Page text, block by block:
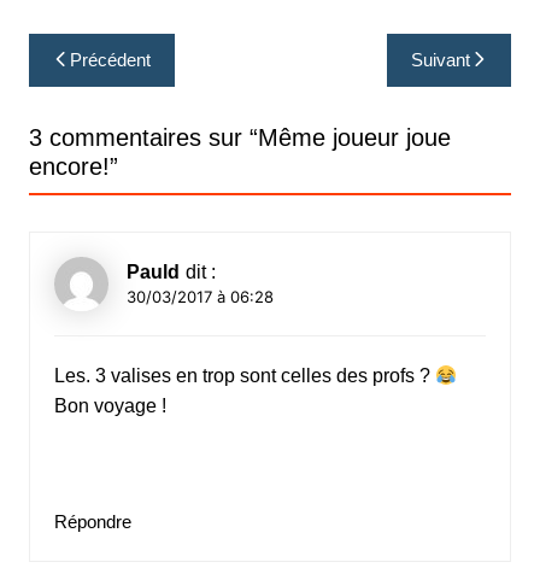
Navigation
de
l’article
Précédent Suivant
3 commentaires sur “Même joueur joue
encore!”
Pauld dit :
30/03/2017 à 06:28
Les. 3 valises en trop sont celles des profs ?
Bon voyage !
Répondre